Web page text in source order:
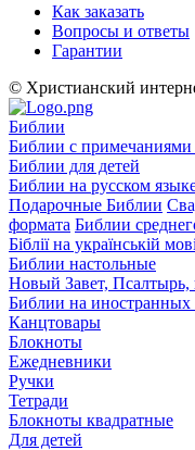
Как заказать
Вопросы и ответы
Гарантии
© Христианский
Библии
Библии с
Библии для детей
Библии на русском
Подарочные Библии
формата Библии
Біблії на українській мові
Библии настольные
Новый Завет,
Библии на иностранных
Канцтовары
Блокноты
Ежедневники
Ручки
Тетради
Блокноты квадратные
Для детей